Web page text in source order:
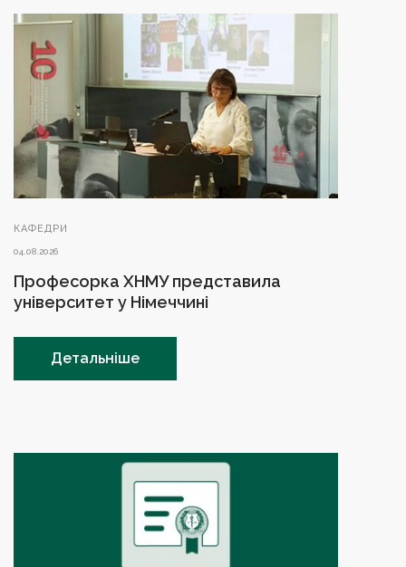
КАФЕДРИ
04.08.2026
Професорка ХНМУ представила
університет у Німеччині
Детальніше